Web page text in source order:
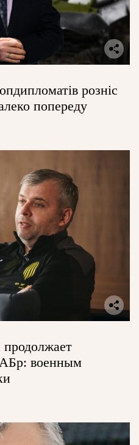
розніс
попереду
военным